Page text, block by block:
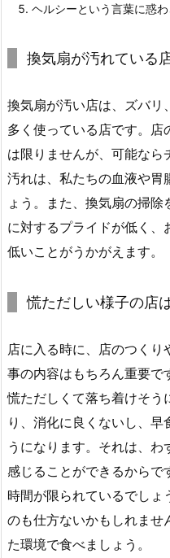
ヘルシーという言葉に惑
換気扇が汚れている
換気扇が汚い店は、ズバリ
多く使っている店です。店
は限りませんが、可能な
汚れは、私たちの血液や胃
ょう。また、換気扇の掃
に対するプライドが低く、
低いことがうかがえます。
慌ただしい様子の店
店に入る時に、店のつく
事の内容はもちろん重要で
慌ただしくて落ち着けそう
り、消化に良くないし、早
うになります。それは、
感じることができるからで
時間が限られているでしょ
のも仕方ないかもしれませ
た環境で食べましょう。